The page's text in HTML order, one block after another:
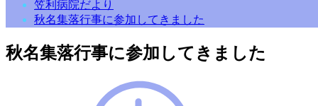
笠利病院だより
秋名集落行事に参加してきました
秋名集落行事に参加してきました